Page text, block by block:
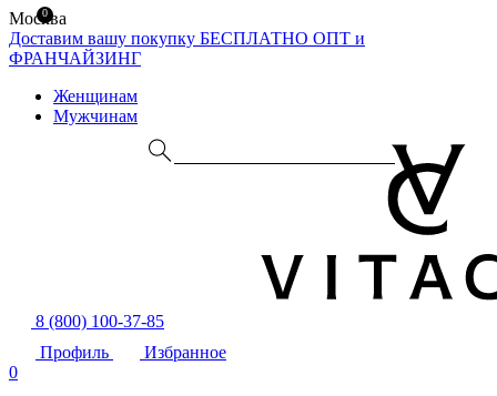
Москва
Доставим вашу покупку БЕСПЛАТНО ОПТ и
ФРАНЧАЙЗИНГ
Женщинам
Мужчинам
8 (800) 100-37-85
Профиль
Избранное
0
0